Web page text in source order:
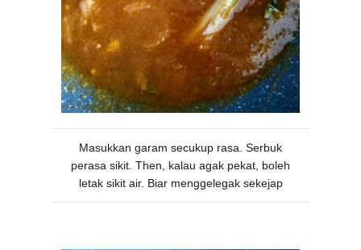
Masukkan garam secukup rasa. Serbuk
perasa sikit. Then, kalau agak pekat, boleh
letak sikit air. Biar menggelegak sekejap